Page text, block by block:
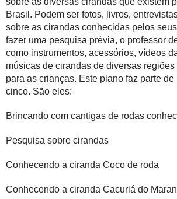
Brasil. Podem ser fotos, livros,
sobre as cirandas conhecidas pelos
fazer uma pesquisa prévia, o professor
como instrumentos, acessórios, vídeos
músicas de cirandas de diversas
para as crianças. Este plano faz parte
cinco. São eles:
Brincando com cantigas de rodas
Pesquisa sobre cirandas
Conhecendo a ciranda Coco de roda
Conhecendo a ciranda Cacuriá do